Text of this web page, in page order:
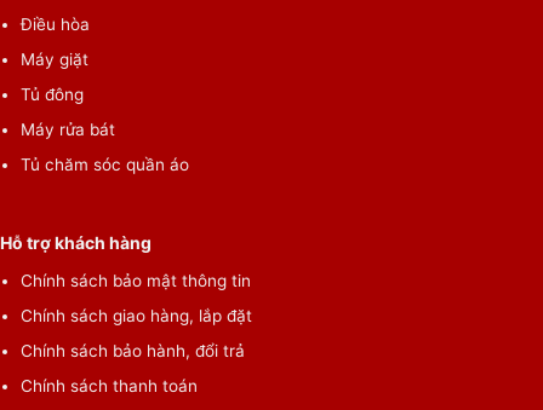
Điều hòa
Máy giặt
Tủ đông
Máy rửa bát
Tủ chăm sóc quần áo
Hỗ trợ khách hàng
Chính sách bảo mật thông tin
Chính sách giao hàng, lắp đặt
Chính sách bảo hành, đổi trả
Chính sách thanh toán